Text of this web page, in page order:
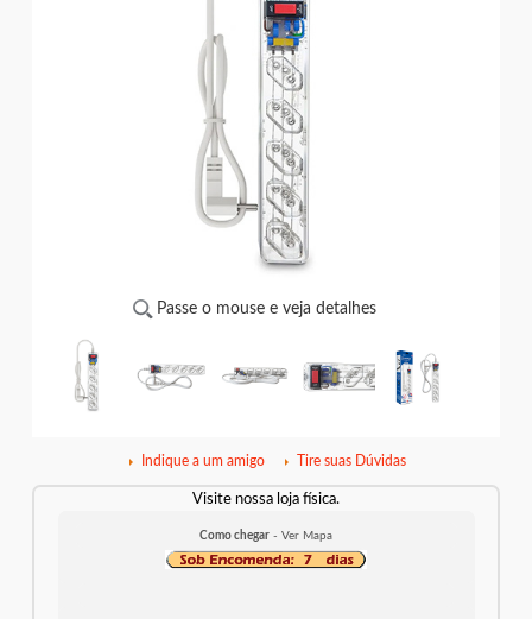
Passe o mouse e veja detalhes
Indique a um amigo Tire suas Dúvidas
Visite nossa loja física.
Como chegar - Ver Mapa